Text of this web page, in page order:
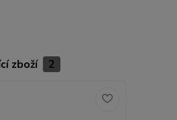
zboží 2